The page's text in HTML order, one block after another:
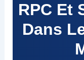
RPC Et
Dans